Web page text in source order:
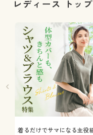
レディース トッ
着るだけでサマになる主役